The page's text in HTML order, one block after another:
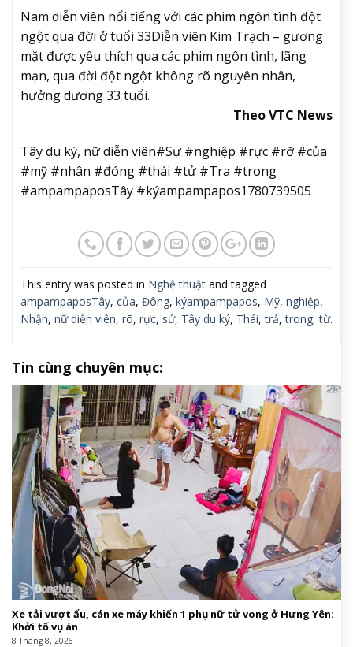
Nam diễn viên nổi tiếng với các phim ngôn tình đột
ngột qua đời ở tuổi 33Diễn viên Kim Trạch – gương
mặt được yêu thích qua các phim ngôn tình, lãng
mạn, qua đời đột ngột không rõ nguyên nhân,
hưởng dương 33 tuổi.
Theo VTC News
Tây du ký, nữ diễn viên#Sự #nghiệp #rực #rỡ #của
#mỹ #nhân #đóng #thái #tử #Tra #trong
#ampampaposTây #kýampampapos1780739505
This entry was posted in Nghệ thuật and tagged
ampampaposTây, của, Đông, kýampampapos, Mỹ, nghiệp,
Nhận, nữ diễn viên, rõ, rực, sử, Tây du ký, Thái,trả,trong,từ.
Tin cùng chuyên mục:
Xe tải vượt ẩu, cán xe máy khiến 1 phụ nữ tử vong ở Hưng Yên:
Khởi tố vụ án
8 Tháng 8, 2026